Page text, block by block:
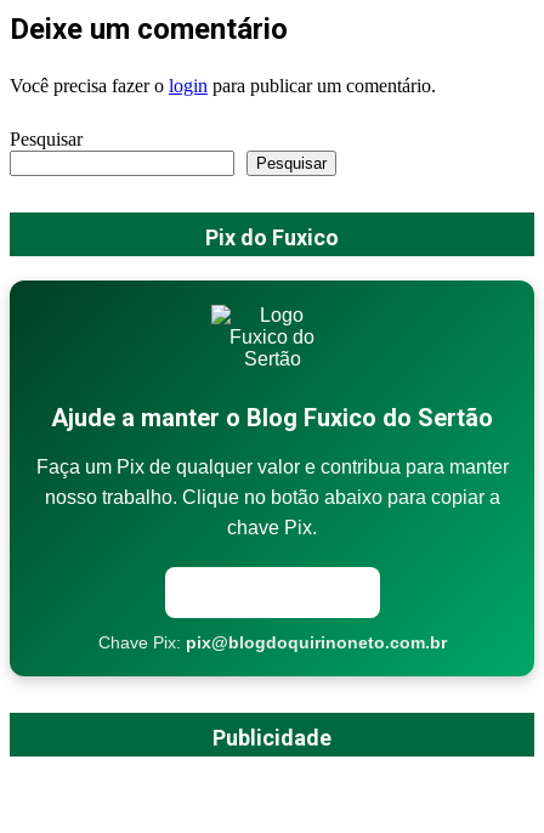
Deixe um comentário
Você precisa fazer o login para publicar um comentário.
Pesquisar
Pesquisar
Pix do Fuxico
Ajude a manter o Blog Fuxico do Sertão
Faça um Pix de qualquer valor e contribua para manter
nosso trabalho. Clique no botão abaixo para copiar a
chave Pix.
Chave Pix: pix@blogdoquirinoneto.com.br
Publicidade